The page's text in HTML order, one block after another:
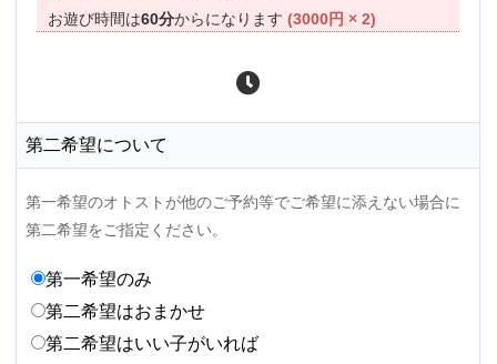
お遊び時間は60分からになります(3000円 × 2)
第二希望について
第一希望のオトストが他のご予約等でご希望に添えない場合に
第二希望をご指定ください。
第一希望のみ
第二希望はおまかせ
第二希望はいい子がいれば